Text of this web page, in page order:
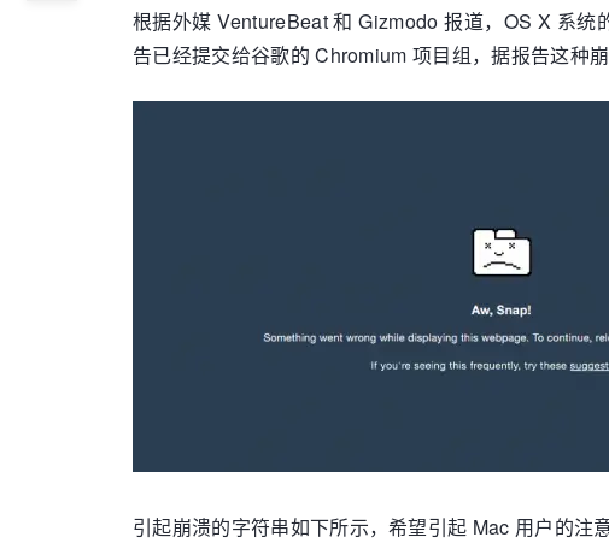
根据外媒 VentureBeat 和 Gizmodo 报道，OS X 系
告已经提交给谷歌的 Chromium 项目组，据报告这种
引起崩溃的字符串如下所示，希望引起 Mac 用户的注意